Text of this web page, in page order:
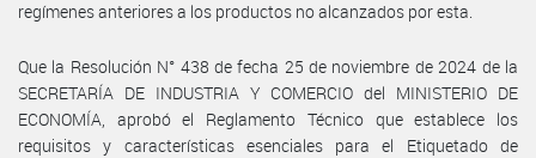
regímenes anteriores a los productos no alcanzados por esta.
Que la Resolución N° 438 de fecha 25 de noviembre de 2024 de la
SECRETARÍA DE INDUSTRIA Y COMERCIO del MINISTERIO DE
ECONOMÍA, aprobó el Reglamento Técnico que establece los
requisitos y características esenciales para el Etiquetado de